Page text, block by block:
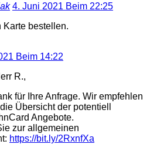
4. Juni 2021 Beim 22:25
Karte bestellen.
Beim 14:22
R.,
für Ihre Anfrage. Wir empfehlen
Übersicht der potentiell
Angebote.
zur allgemeinen
https://bit.ly/2RxnfXa